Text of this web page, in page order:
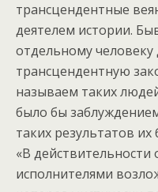
трансцендентные
деятелем истории.
отдельному человеку
трансцендентную
называем таких
было бы
таких результатов
«В
исполнителями